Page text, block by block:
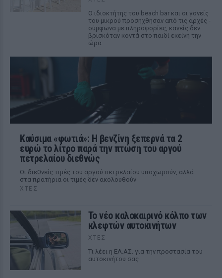
Ο ιδιοκτήτης του beach bar και οι γονείς
του μικρού προσήχθησαν από τις αρχές -
σύμφωνα με πληροφορίες, κανείς δεν
βρισκόταν κοντά στο παιδί εκείνη την
ώρα
Καύσιμα «φωτιά»: Η βενζίνη ξεπερνά τα 2
ευρώ το λίτρο παρά την πτώση του αργού
πετρελαίου διεθνώς
Οι διεθνείς τιμές του αργού πετρελαίου υποχωρούν, αλλά
στα πρατήρια οι τιμές δεν ακολουθούν
ΧΤΕΣ
Το νέο καλοκαιρινό κόλπο των
κλεφτών αυτοκινήτων
ΧΤΕΣ
Tι λέει η ΕΛ.ΑΣ. για την προστασία του
αυτοκινήτου σας